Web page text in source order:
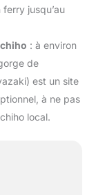
jusqu’au
: à environ
de
est un site
à ne pas
local.